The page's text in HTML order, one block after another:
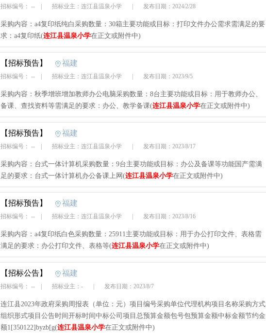
招标编号： -- 招标业主：连江县温泉小学 发布日期：2024/2/28
采购内容：a4复印纸纯白采购数量：30箱主要功能或目标：打印文件办公需求需满足的要
求：a4复印纸(连江县温泉小学在正文或附件中)
【招标预告】 福建
招标编号： -- 招标业主：连江县温泉小学 发布日期：2023/9/5
采购内容：秋季增班增加教师办公电脑采购数量：8台主要功能或目标：用于教师办公、
备课、查找资料等需满足的要求：办公、教学备课(连江县温泉小学在正文或附件中)
【招标预告】 福建
招标编号： -- 招标业主：连江县温泉小学 发布日期：2023/8/17
采购内容：台式一体计算机采购数量：9台主要功能或目标：办公及备课等功能国产需满
足的要求：台式一体计算机办公备课上网(连江县温泉小学在正文或附件中)
【招标预告】 福建
招标编号： -- 招标业主：连江县温泉小学 发布日期：2023/8/16
采购内容：a4复印纸白色采购数量：25911主要功能或目标：用于办公打印文件、表格需
满足的要求：办公打印文件、表格等(连江县温泉小学在正文或附件中)
【招标公告】 福建
招标编号： -- 招标业主：- 发布日期：2023/8/7
连江县2023年政府采购周报表（单位：元）项目编号采购单位代理机构项目名称采购方式
组织形式项目公告时间开标时间中标公司项目总预算金额包号包预算金额中标金额节约金
额1[350122]byzb[g(连江县温泉小学在正文或附件中)